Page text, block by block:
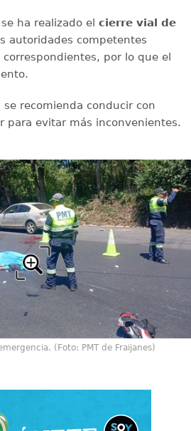
ha realizado el cierre vial de
autoridades competentes
por lo que el
recomienda conducir con
para evitar más inconvenientes.
(Foto: PMT de Fraijanes)